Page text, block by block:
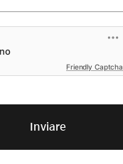
Friendly Captcha
Inviare